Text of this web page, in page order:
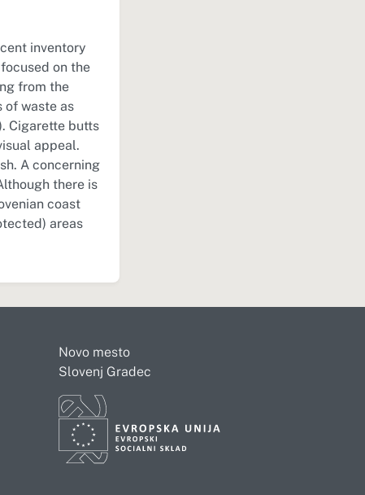
inventory
on the
from the
of waste as
Cigarette butts
appeal.
A concerning
there is
coast
areas
Novo mesto
Slovenj Gradec